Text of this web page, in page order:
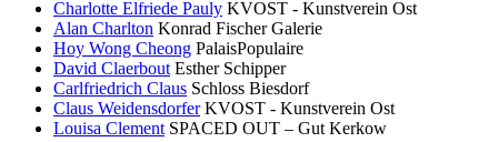
Charlotte Elfriede Pauly KVOST - Kunstverein Ost
Alan Charlton Konrad Fischer Galerie
Hoy Wong Cheong PalaisPopulaire
David Claerbout Esther Schipper
Carlfriedrich Claus Schloss Biesdorf
Claus Weidensdorfer KVOST - Kunstverein Ost
Louisa Clement SPACED OUT – Gut Kerkow